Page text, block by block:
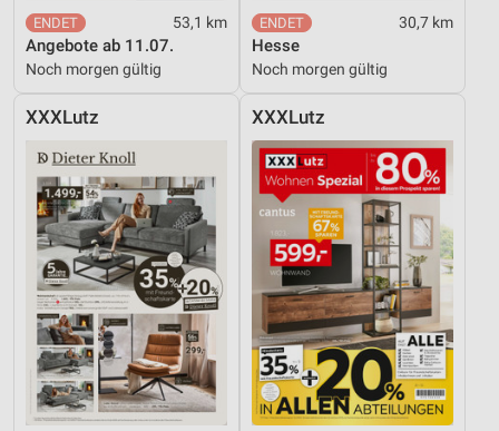
53,1 km
Angebote ab 11.07.
Noch morgen gültig
30,7 km
Hesse
Noch morgen gültig
XXXLutz XXXLutz